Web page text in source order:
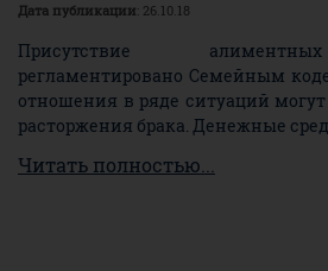
Дата публикации: 26.10.18
Присутствие
регламентировано Семейным
отношения в ряде ситуаций
расторжения брака. Денежные
Читать полностью...